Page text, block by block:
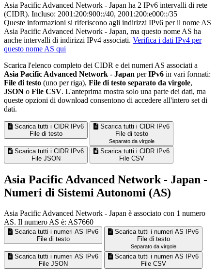
Asia Pacific Advanced Network - Japan ha 2 IPv6 intervalli di rete
(CIDR). Incluso: 2001:200:900::/40, 2001:200:e000::/35
Queste informazioni si riferiscono agli indirizzi IPv6 per il nome AS
Asia Pacific Advanced Network - Japan, ma questo nome AS ha
anche intervalli di indirizzi IPv4 associati. Verifica i dati IPv4 per
questo nome AS qui
Scarica l'elenco completo dei CIDR e dei numeri AS associati a
Asia Pacific Advanced Network - Japan perIPv6 in vari formati:
File di testo (uno per riga), File di testo separato da virgole,
JSON o File CSV. L'anteprima mostra solo una parte dei dati, ma
queste opzioni di download consentono di accedere all'intero set di
dati.
Scarica tutti i CIDR IPv6
File di testo
Scarica tutti i CIDR IPv6
File di testo
Separato da virgole
Scarica tutti i CIDR IPv6
File JSON
Scarica tutti i CIDR IPv6
File CSV
Asia Pacific Advanced Network - Japan -
Numeri di Sistemi Autonomi (AS)
Asia Pacific Advanced Network - Japan è associato con 1 numero
AS. Il numero AS è: AS7660
Scarica tutti i numeri AS IPv6
File di testo
Scarica tutti i numeri AS IPv6
File di testo
Separato da virgole
Scarica tutti i numeri AS IPv6
File JSON
Scarica tutti i numeri AS IPv6
File CSV